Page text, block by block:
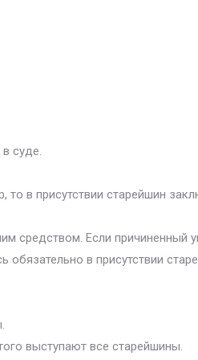
суде.
в присутствии старейшин
средством. Если причиненный
в присутствии
выступают все старейшины.